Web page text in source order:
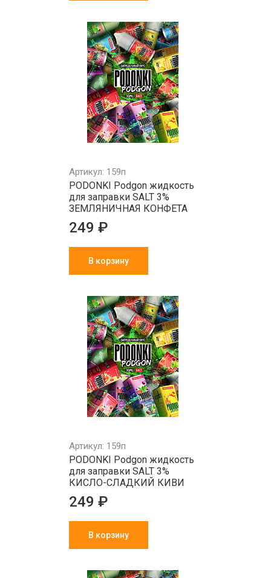
Артикул: 159п
PODONKI Podgon жидкость
для заправки SALT 3%
ЗЕМЛЯНИЧНАЯ КОНФЕТА
249 ₽
В корзину
Артикул: 159п
PODONKI Podgon жидкость
для заправки SALT 3%
КИСЛО-СЛАДКИЙ КИВИ
249 ₽
В корзину